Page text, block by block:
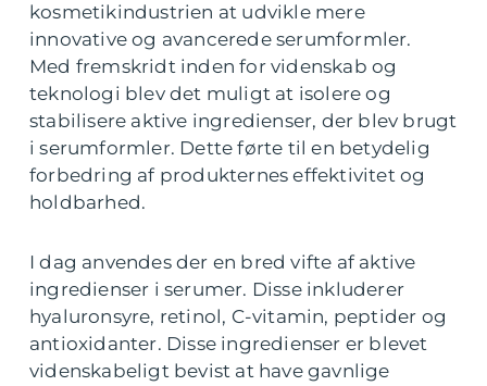
kosmetikindustrien at udvikle mere
innovative og avancerede serumformler.
Med fremskridt inden for videnskab og
teknologi blev det muligt at isolere og
stabilisere aktive ingredienser, der blev brugt
i serumformler. Dette førte til en betydelig
forbedring af produkternes effektivitet og
holdbarhed.
I dag anvendes der en bred vifte af aktive
ingredienser i serumer. Disse inkluderer
hyaluronsyre, retinol, C-vitamin, peptider og
antioxidanter. Disse ingredienser er blevet
videnskabeligt bevist at have gavnlige